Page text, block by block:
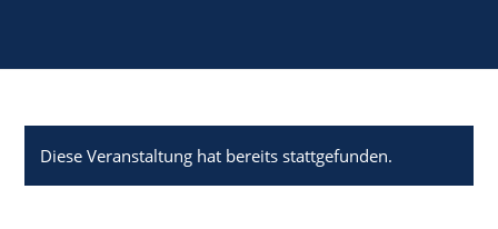
Diese Veranstaltung hat bereits stattgefunden.